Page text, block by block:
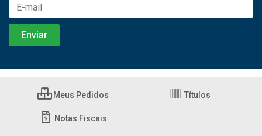
Meus Pedidos Títulos
Notas Fiscais